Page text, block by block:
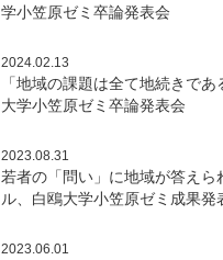
学小笠原ゼミ卒論発表会
2024.02.13
「地域の課題は全て地続きであ
大学小笠原ゼミ卒論発表会
2023.08.31
若者の「問い」に地域が答えら
ル、白鴎大学小笠原ゼミ成果発
2023.06.01